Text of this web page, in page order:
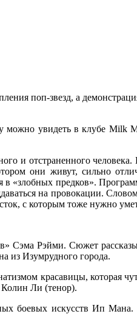
поп-звезд, а
можно увидеть в клубе Milk
и отстраненного
они живут, сильно
в «злобных предков».
на провокации.
с которым тоже нужно
Сэма Рэйми. Сюжет
из Изумрудного города.
красавицы, которая
Ли (тенор).
боевых искусств Ип Мана.